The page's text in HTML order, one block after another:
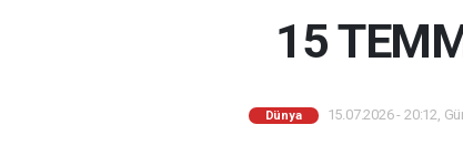
15
Dünya 15.07.2026 - 20:12,